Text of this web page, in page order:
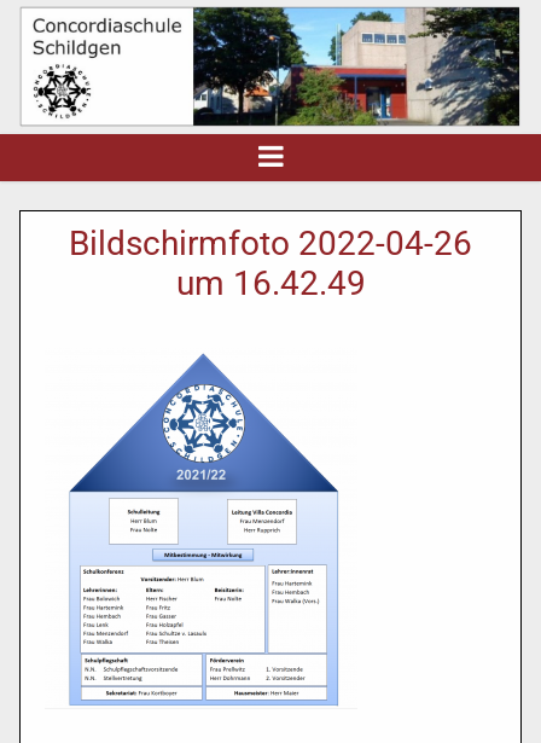
Bildschirmfoto 2022-04-26
um 16.42.49